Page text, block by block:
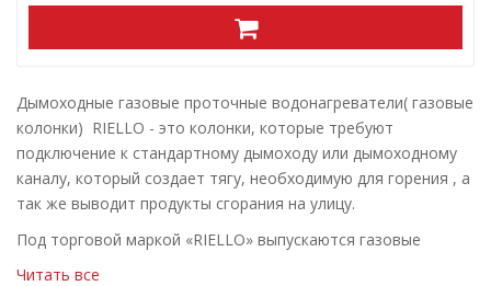
Дымоходные газовые проточные водонагреватели( газовые
колонки) RIELLO - это колонки, которые требуют
подключение к стандартному дымоходу или дымоходному
каналу, который создает тягу, необходимую для горения , а
так же выводит продукты сгорания на улицу.
Под торговой маркой «RIELLO» выпускаются газовые
дымоходные водонагреватели одной серии . Это серия
Читать все